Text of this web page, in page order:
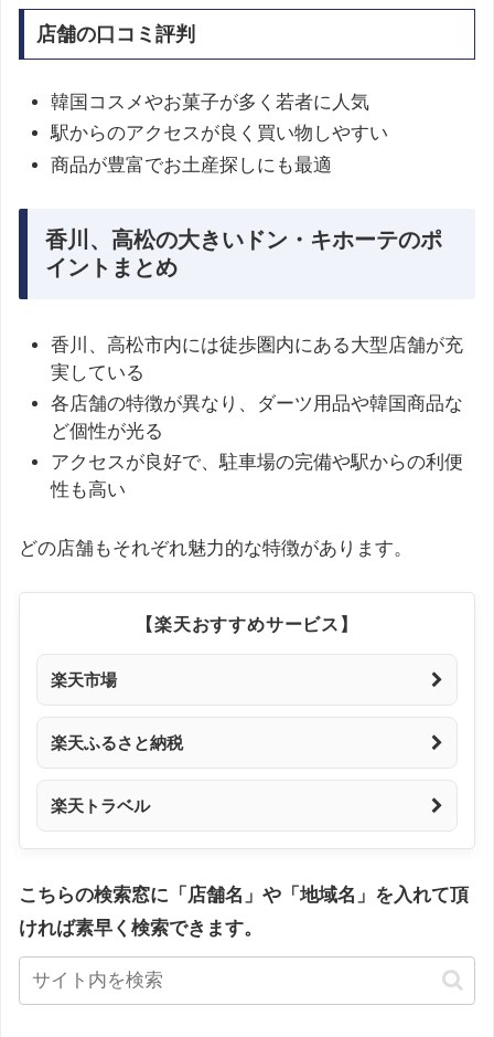
店舗の口コミ評判
韓国コスメやお菓子が多く若者に人気
駅からのアクセスが良く買い物しやすい
商品が豊富でお土産探しにも最適
香川、高松の大きいドン・キホーテのポ
イントまとめ
香川、高松市内には徒歩圏内にある大型店舗が充
実している
各店舗の特徴が異なり、ダーツ用品や韓国商品な
ど個性が光る
アクセスが良好で、駐車場の完備や駅からの利便
性も高い
どの店舗もそれぞれ魅力的な特徴があります。
【楽天おすすめサービス】
楽天市場
楽天ふるさと納税
楽天トラベル
こちらの検索窓に「店舗名」や「地域名」を入れて頂
ければ素早く検索できます。